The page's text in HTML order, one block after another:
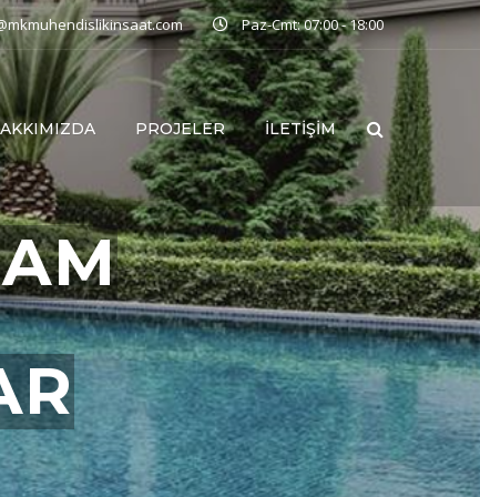
Paz-Cmt: 07:00 - 18:00
PROJELER İLETIŞIM